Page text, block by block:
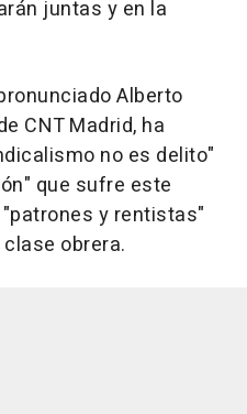
juntas y en la
Alberto
CNT Madrid, ha
no es delito"
que sufre este
y rentistas"
obrera.